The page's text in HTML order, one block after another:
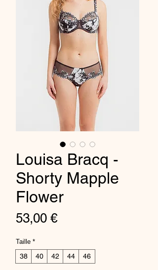
Louisa Bracq -
Shorty Mapple
Flower
53,00 €Price
Taille *
38 40 42 44 46